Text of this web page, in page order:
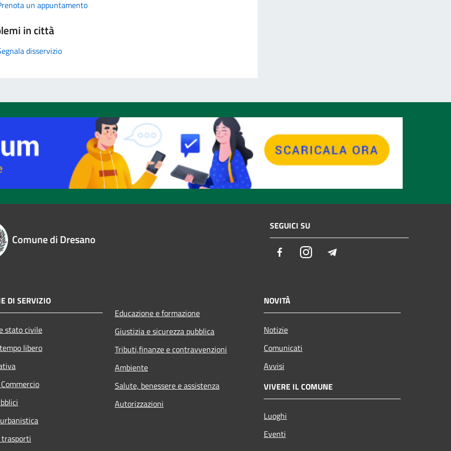
un appuntamento
in città
disservizio
Comune di Dresano
SEGUICI SU
FacebookInstagram
DI SERVIZIO
stato civile
libero
Educazione e formazione
Giustizia e sicurezza pubblica
Tributi,finanze e contravvenzioni
Ambiente
Salute, benessere e assistenza
Autorizzazioni
NOVITÀ
Notizie
Comunicati
Avvisi
VIVERE IL COMUNE
Luoghi
Eventi